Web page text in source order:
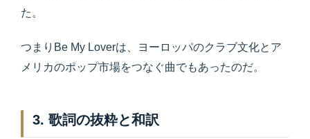
た。
つまりBe My Loverは、ヨーロッパのクラブ文化とア
メリカのポップ市場をつなぐ曲でもあったのだ。
3. 歌詞の抜粋と和訳